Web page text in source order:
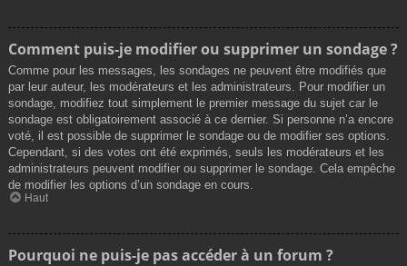
Comment puis-je modifier ou supprimer un sondage ?
Comme pour les messages, les sondages ne peuvent être modifiés que
par leur auteur, les modérateurs et les administrateurs. Pour modifier un
sondage, modifiez tout simplement le premier message du sujet car le
sondage est obligatoirement associé à ce dernier. Si personne n’a encore
voté, il est possible de supprimer le sondage ou de modifier ses options.
Cependant, si des votes ont été exprimés, seuls les modérateurs et les
administrateurs peuvent modifier ou supprimer le sondage. Cela empêche
de modifier les options d’un sondage en cours.
Haut
Pourquoi ne puis-je pas accéder à un forum ?